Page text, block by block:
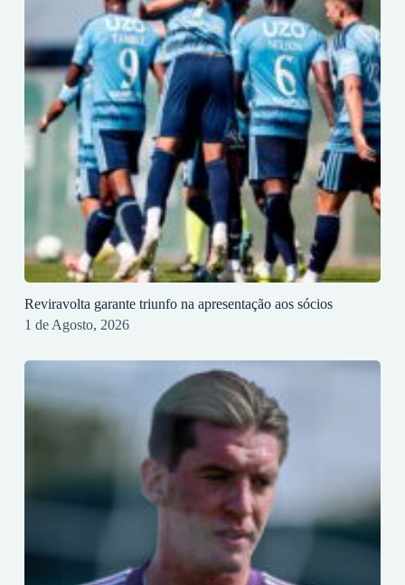
Reviravolta garante triunfo na apresentação aos sócios
1 de Agosto, 2026